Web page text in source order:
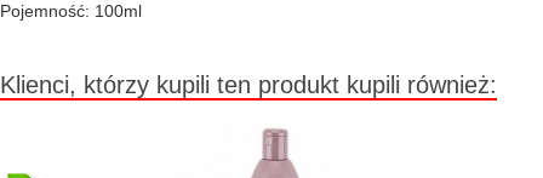
Pojemność: 100ml
Klienci, którzy kupili ten produkt kupili również: